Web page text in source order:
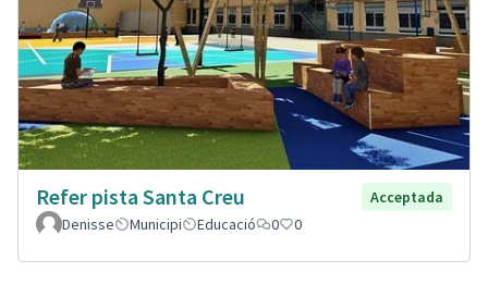
Refer pista Santa Creu
Acceptada
Denisse
Municipi Educació 0 0